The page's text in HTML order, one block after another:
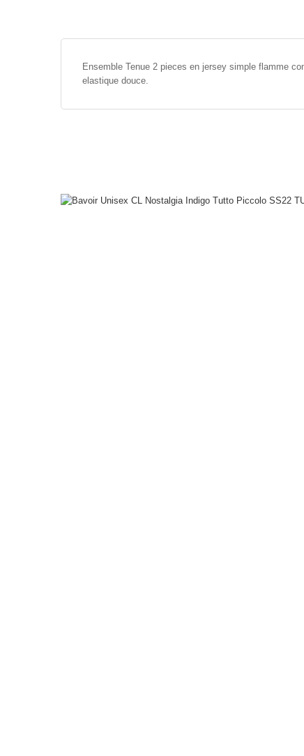
Ensemble Tenue 2 pieces en jersey simple flamme
elastique douce.